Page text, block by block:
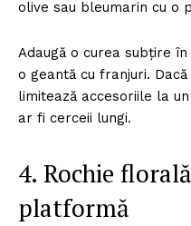
olive sau bleumarin cu o
Adaugă o curea subțire
o geantă cu franjuri.
limitează accesoriile la
ar fi cerceii lungi.
4. Rochie
platformă